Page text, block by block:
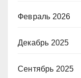
Февраль 2026
Декабрь 2025
Сентябрь 2025